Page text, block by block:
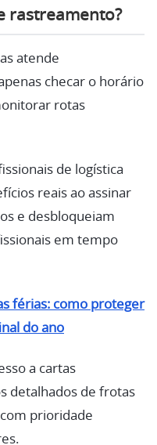
rastreamento?
atende
checar o horário
rotas
de logística
reais ao assinar
e desbloqueiam
em tempo
férias: como proteger
do ano
a cartas
detalhados de frotas
prioridade